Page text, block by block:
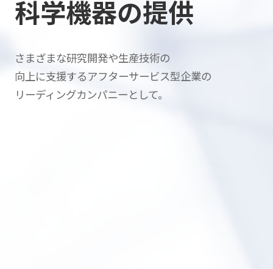
科学機器の提供
さまざまな研究開発や生産技術の
向上に支援するアフターサービス型企業の
リーディングカンパニーとして。